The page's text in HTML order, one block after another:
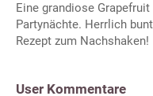
Eine grandiose
Partynächte. Herrlich
Rezept zum Nachshaken!
User Kommentare